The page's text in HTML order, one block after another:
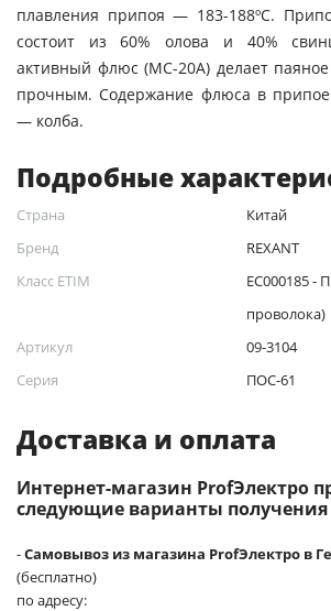
плавления припоя — 183-188ºС.
состоит из 60% олова и 40%
активный флюс (МС-20А) делает
прочным. Содержание флюса в
— колба.
Подробные
Страна
Китай
Бренд
REXANT
Класс ETIM
EC000185 -
проволока)
Артикул
09-3104
Серия
ПОС-61
Доставка и оплата
Интернет-магазин ProfЭлектро
следующие варианты получения
-Самовывоз из магазина ProfЭлектро в
(бесплатно)
по адресу: